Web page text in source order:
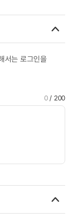
서는 로그인을
0/ 200